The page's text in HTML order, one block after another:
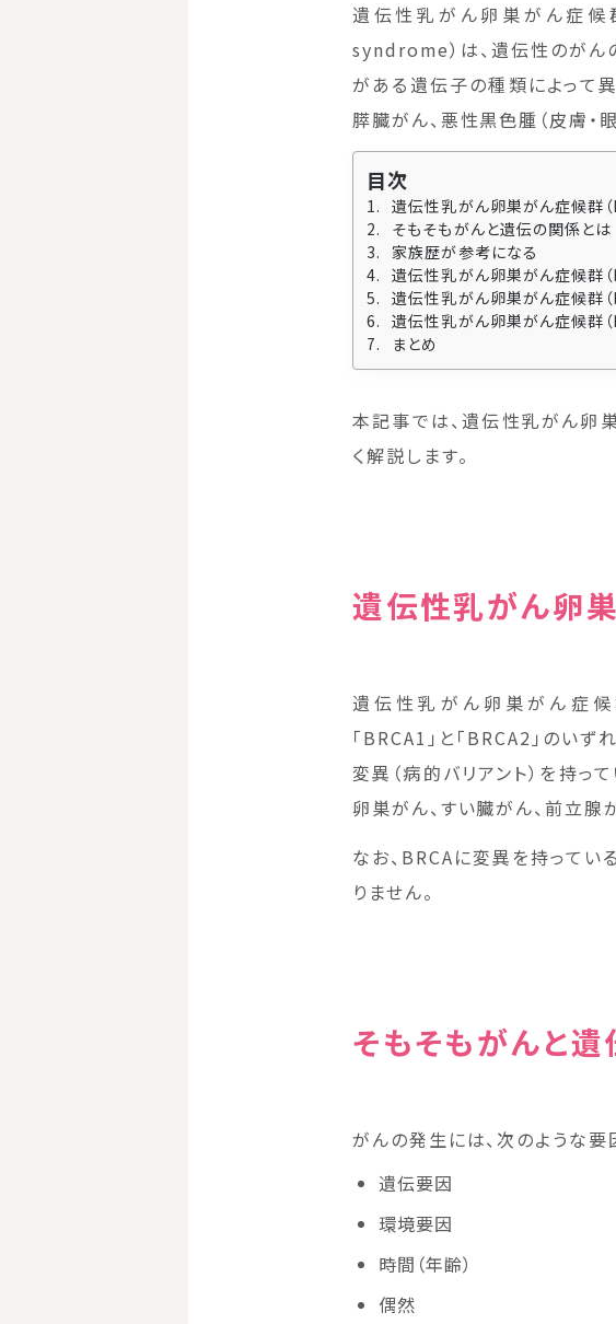
遺伝性乳がん卵巣がん症
syndrome）は、遺伝性のがん
がある遺伝子の種類によって
膵臓がん、悪性黒色腫（皮膚・
目次
遺伝性乳がん卵巣がん症候群（
そもそもがんと遺伝の関係とは
家族歴が参考になる
遺伝性乳がん卵巣がん症候群
遺伝性乳がん卵巣がん症候群
遺伝性乳がん卵巣がん症候群
まとめ
本記事では、遺伝性乳がん卵
く解説します。
遺伝性乳がん卵
遺伝性乳がん卵巣がん症候
「BRCA1」と「BRCA2」のい
変異（病的バリアント）を持っ
卵巣がん、すい臓がん、前立腺
なお、BRCAに変異を持ってい
りません。
そもそもがんと
がんの発生には、次のような要
遺伝要因
環境要因
時間（年齢）
偶然